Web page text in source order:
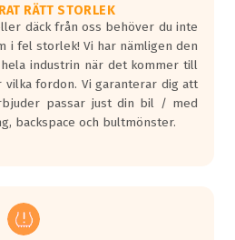
det finnas
vågar. Hög
svarta vågor
om det är
år 2016.
är redan
RÄTT STORLEK
däck från oss behöver du inte
i fel storlek! Vi har nämligen den
industrin när det kommer till
fordon. Vi garanterar dig att
passar just din bil / med
backspace och bultmönster.